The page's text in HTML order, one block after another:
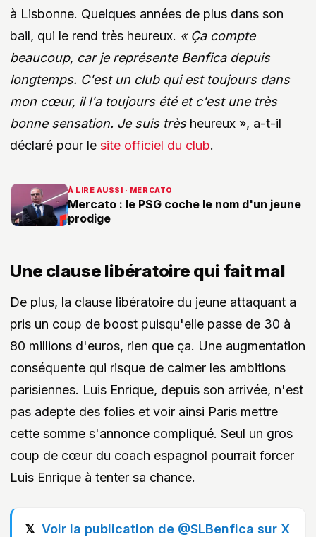
à Lisbonne. Quelques années de plus dans son
bail, qui le rend très heureux. « Ça compte
beaucoup, car je représente Benfica depuis
longtemps. C'est un club qui est toujours dans
mon cœur, il l'a toujours été et c'est une très
bonne sensation. Je suis très heureux », a-t-il
déclaré pour le site officiel du club.
À LIRE AUSSI · MERCATO
Mercato : le PSG coche le nom d'un jeune
prodige
Une clause libératoire qui fait mal
De plus, la clause libératoire du jeune attaquant a
pris un coup de boost puisqu'elle passe de 30 à
80 millions d'euros, rien que ça. Une augmentation
conséquente qui risque de calmer les ambitions
parisiennes. Luis Enrique, depuis son arrivée, n'est
pas adepte des folies et voir ainsi Paris mettre
cette somme s'annonce compliqué. Seul un gros
coup de cœur du coach espagnol pourrait forcer
Luis Enrique à tenter sa chance.
Voir la publication de @SLBenfica sur X